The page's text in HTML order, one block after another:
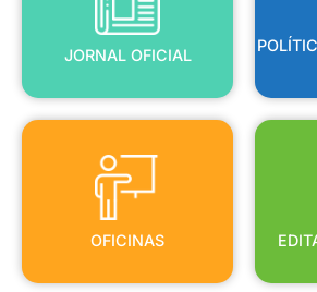
JORNAL OFICIAL
OFICINAS
OFICINAS